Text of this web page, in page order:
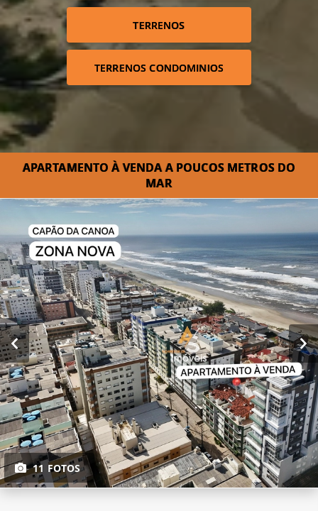
TERRENOS
TERRENOS CONDOMINIOS
APARTAMENTO À VENDA A POUCOS METROS DO
MAR
11 FOTOS